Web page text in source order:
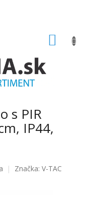
s PIR
IP44,
Značka: V-TAC